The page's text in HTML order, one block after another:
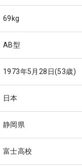
69kg
AB型
1973年5月28日(53歳)
日本
静岡県
富士高校